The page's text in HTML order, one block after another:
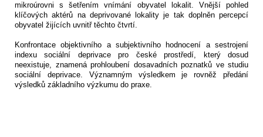
mikroúrovni s šetřením vnímání obyvatel lokalit. Vnější pohled
klíčových aktérů na deprivované lokality je tak doplněn percepcí
obyvatel žijících uvnitř těchto čtvrtí.
Konfrontace objektivního a subjektivního hodnocení a sestrojení
indexu sociální deprivace pro české prostředí, který dosud
neexistuje, znamená prohloubení dosavadních poznatků ve studiu
sociální deprivace. Významným výsledkem je rovněž předání
výsledků základního výzkumu do praxe.